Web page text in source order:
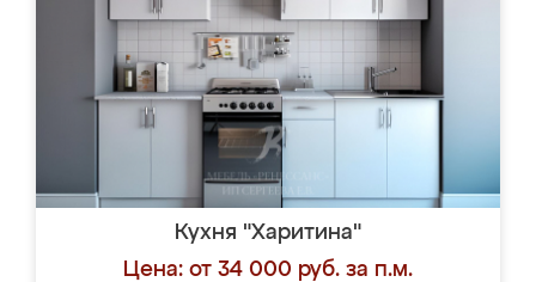
Кухня "Харитина"
Цена: от 34 000 руб. за п.м.